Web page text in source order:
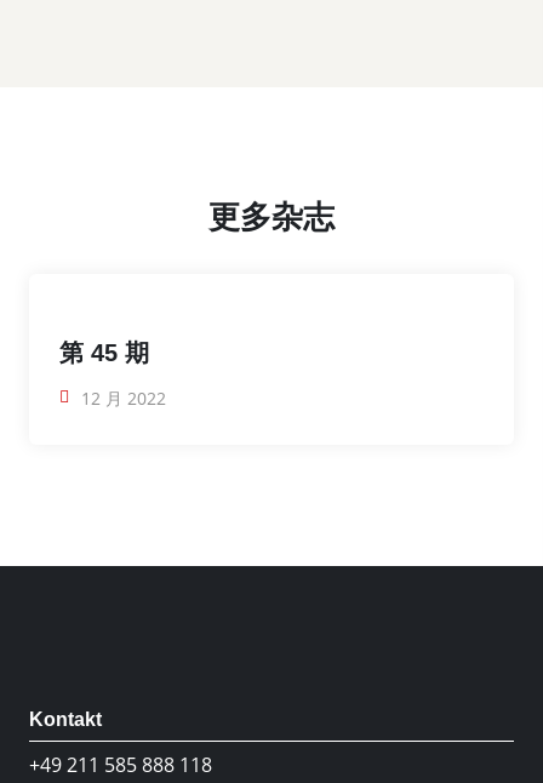
更多杂志
第 45 期
12 月 2022
Kontakt
+49 211 585 888 118